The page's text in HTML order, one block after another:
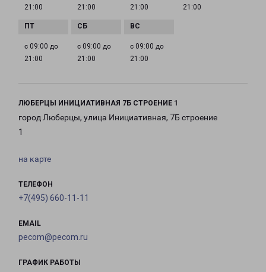
21:00
21:00
21:00
21:00
с 09:00 до
21:00
с 09:00 до
21:00
с 09:00 до
21:00
ЛЮБЕРЦЫ ИНИЦИАТИВНАЯ 7Б СТРОЕНИЕ 1
город Люберцы, улица Инициативная, 7Б строение
1
на карте
ТЕЛЕФОН
+7(495) 660-11-11
EMAIL
pecom@pecom.ru
ГРАФИК РАБОТЫ